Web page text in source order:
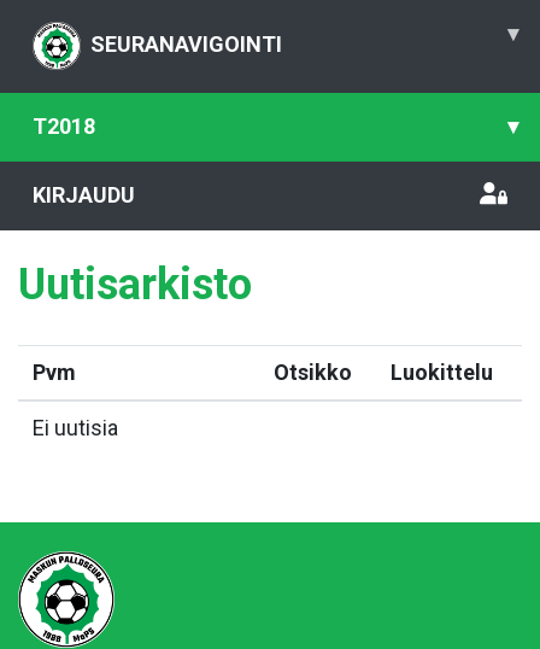
SEURANAVIGOINTI ▾
T2018 ▾
KIRJAUDU
Uutisarkisto
Pvm Otsikko Luokittelu
Ei uutisia